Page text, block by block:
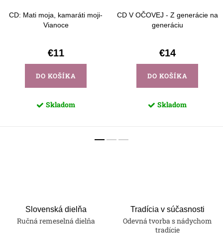
CD: Mati moja, kamaráti moji-
Vianoce
€11
DO KOŠÍKA
Skladom
CD V OČOVEJ - Z generácie na
generáciu
€14
DO KOŠÍKA
Skladom
Slovenská dielňa
Ručná remeselná dielňa
Tradícia v súčasnosti
Odevná tvorba s nádychom
tradície